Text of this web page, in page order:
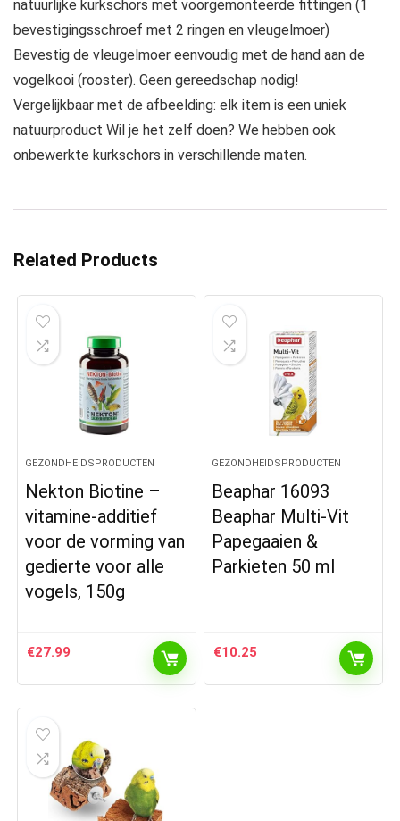
natuurlijke kurkschors met voorgemonteerde fittingen (1
bevestigingsschroef met 2 ringen en vleugelmoer)
Bevestig de vleugelmoer eenvoudig met de hand aan de
vogelkooi (rooster). Geen gereedschap nodig!
Vergelijkbaar met de afbeelding: elk item is een uniek
natuurproduct Wil je het zelf doen? We hebben ook
onbewerkte kurkschors in verschillende maten.
Related Products
GEZONDHEIDSPRODUCTEN
Nekton Biotine –
vitamine-additief
voor de vorming van
gedierte voor alle
vogels, 150g
€27.99
GEZONDHEIDSPRODUCTEN
Beaphar 16093
Beaphar Multi-Vit
Papegaaien &
Parkieten 50 ml
€10.25